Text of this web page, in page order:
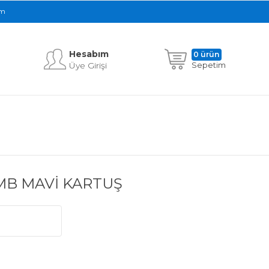
Hesabım
Üye Girişi
Sepetim
0 ürün
MAVİ KARTUŞ